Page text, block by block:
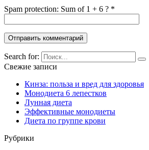
Spam protection: Sum of 1 + 6 ? *
Search for:
Свежие записи
Кинза: польза и вред для здоровья
Монодиета 6 лепестков
Лунная диета
Эффективные монодиеты
Диета по группе крови
Рубрики